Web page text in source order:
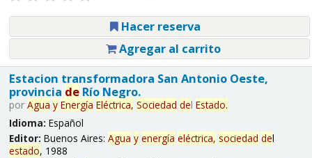
Hacer reserva
Agregar al carrito
Estacion transformadora San Antonio Oeste,
provincia deRío Negro.
por Agua y Energía Eléctrica, Sociedad del Estado.
Idioma: Español
Editor: Buenos Aires: Agua y energía eléctrica, sociedad del
estado, 1988